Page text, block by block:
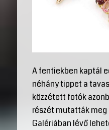
A fentiekben kaptál
néhány tippet a
közzétett fotók
részét mutatták
Galériában lévő